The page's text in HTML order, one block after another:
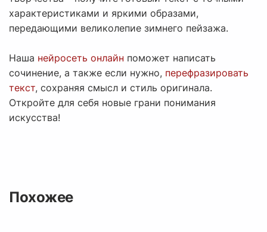
характеристиками и яркими образами,
передающими великолепие зимнего пейзажа.
Наша нейросеть онлайн поможет написать
сочинение, а также если нужно, перефразировать
текст, сохраняя смысл и стиль оригинала.
Откройте для себя новые грани понимания
искусства!
Похожее